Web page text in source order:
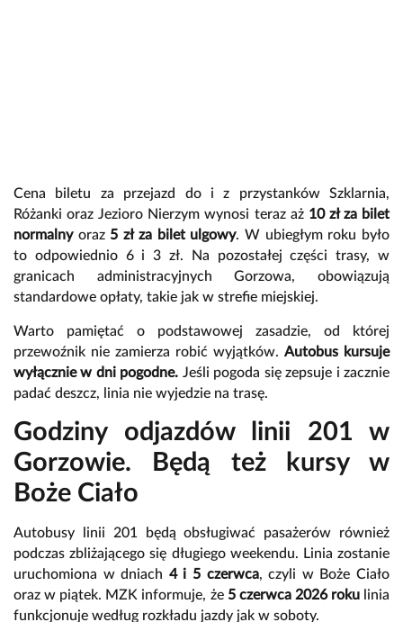
Cena biletu za przejazd do i z przystanków Szklarnia,
Różanki oraz Jezioro Nierzym wynosi teraz aż 10 zł za bilet
normalnyoraz 5 zł za bilet ulgowy. W ubiegłym roku było
to odpowiednio 6 i 3 zł. Na pozostałej części trasy, w
granicach administracyjnych Gorzowa, obowiązują
standardowe opłaty, takie jak w strefie miejskiej.
Warto pamiętać o podstawowej zasadzie, od której
przewoźnik nie zamierza robić wyjątków. Autobus kursuje
wyłącznie w dni pogodne. Jeśli pogoda się zepsuje i zacznie
padać deszcz, linia nie wyjedzie na trasę.
Godziny odjazdów linii 201 w
Gorzowie. Będą też kursy w
Boże Ciało
Autobusy linii 201 będą obsługiwać pasażerów również
podczas zbliżającego się długiego weekendu. Linia zostanie
uruchomiona w dniach 4 i 5 czerwca, czyli w Boże Ciało
oraz w piątek. MZK informuje, że 5 czerwca 2026 rokulinia
funkcjonuje według rozkładu jazdy jak w soboty.